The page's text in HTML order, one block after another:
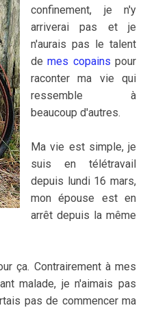
confinement, je n'y
arriverai pas et je
n'aurais pas le talent
demes copains pour
raconter ma vie qui
ressemble à
beaucoup d'autres.
Ma vie est simple, je
suis en télétravail
depuis lundi 16 mars,
mon épouse est en
arrêt depuis la même
ça. Contrairement à mes
malade, je n'aimais pas
pas de commencer ma